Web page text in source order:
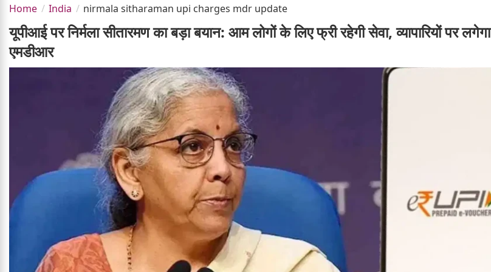
Home India nirmala sitharaman upi charges mdr update
यूपीआई पर निर्मला सीतारमण का बड़ा बयान: आम लोगों के लिए फ्री रहेगी सेवा, व्यापारियों पर लगेगा
एमडीआर